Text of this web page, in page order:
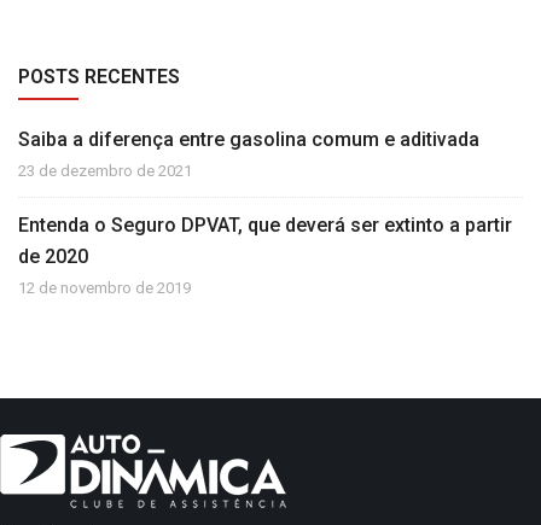
POSTS RECENTES
Saiba a diferença entre gasolina comum e aditivada
23 de dezembro de 2021
Entenda o Seguro DPVAT, que deverá ser extinto a partir
de 2020
12 de novembro de 2019